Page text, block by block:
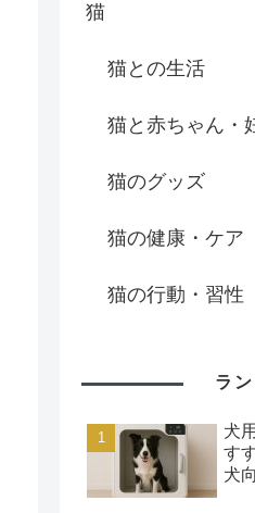
猫
猫との生活
猫と赤ちゃん・
猫のグッズ
猫の健康・ケア
猫の行動・習性
ラ
犬
す
犬